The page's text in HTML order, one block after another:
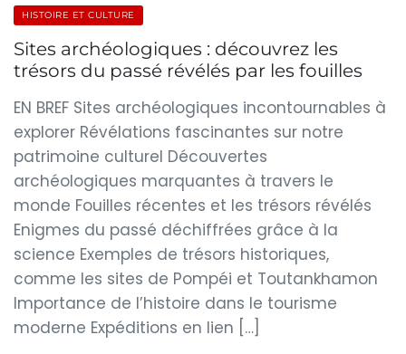
HISTOIRE ET CULTURE
Sites archéologiques : découvrez les
trésors du passé révélés par les fouilles
EN BREF Sites archéologiques incontournables à
explorer Révélations fascinantes sur notre
patrimoine culturel Découvertes
archéologiques marquantes à travers le
monde Fouilles récentes et les trésors révélés
Enigmes du passé déchiffrées grâce à la
science Exemples de trésors historiques,
comme les sites de Pompéi et Toutankhamon
Importance de l’histoire dans le tourisme
moderne Expéditions en lien […]